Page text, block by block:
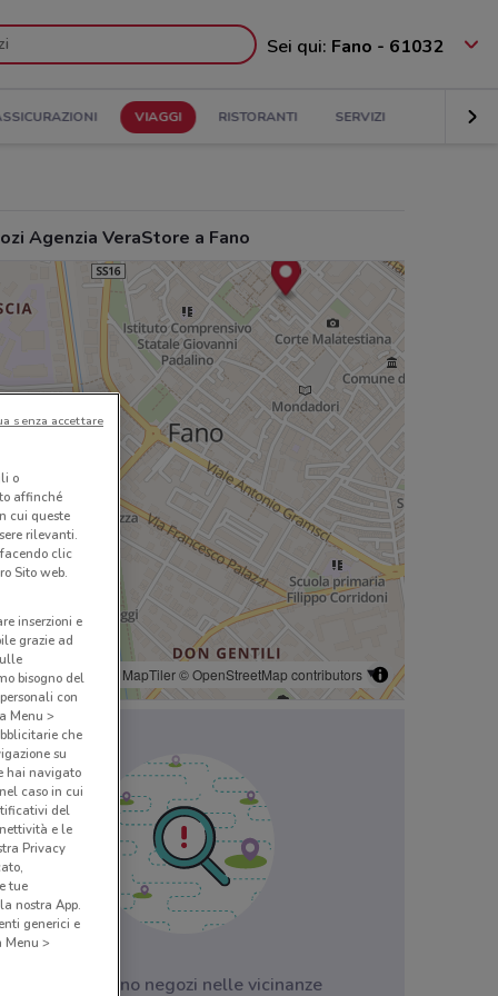
Sei qui: Fano - 61032
VIAGGI RISTORANTI SERVIZI
Agenzia VeraStore a Fano
© MapTiler© OpenStreetMap contributors
Non ci sono negozi nelle vicinanze
o
affinché
cui queste
rilevanti.
clic
Sito web.
inserzioni e
grazie ad
bisogno del
con
Menu >
che
su
hai navigato
caso in cui
del
e le
Privacy
tue
nostra App.
generici e
Menu >
senza accettare